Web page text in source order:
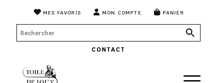
MES FAVORIS MON COMPTE PANIER
CONTACT